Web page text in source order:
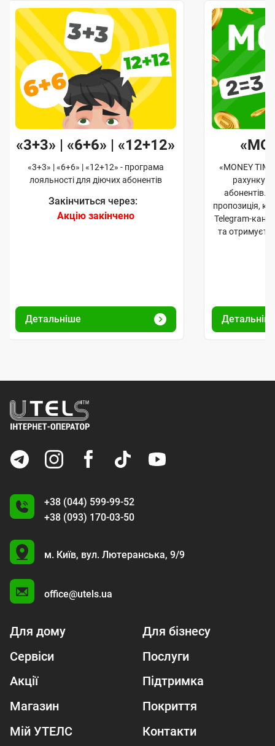
«3+3» | «6+6» | «12+12»
«3+3» | «6+6» | «12+12» - програма
лояльності для діючих абонентів
Закінчиться через:
Акцію закінчено
Детальніше
«MONEY
рахунку
абонентів.
пропозиція,
Telegram-
та
+38 (044) 599-99-52
+38 (093) 170-03-50
U
м. Київ, вул. Лютеранська, 9/9
office@utels.ua
Для дому
Для бізнесу
Сервіси
Послуги
Акції
Підтримка
Магазин
Покриття
Мій УТЕЛС
Контакти